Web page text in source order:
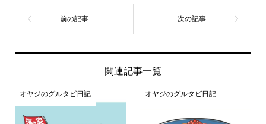
関連記事一覧
オヤジのグルタビ日記 オヤジのグルタビ日記